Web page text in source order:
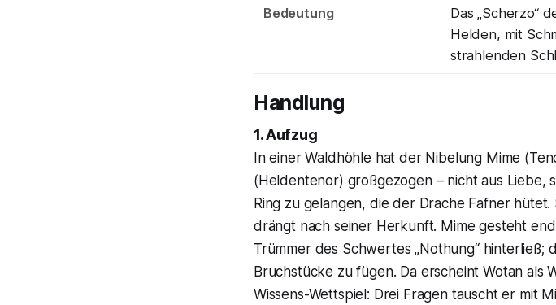
Bedeutung
Das „Scherzo“
Helden, mit
strahlenden
Handlung
1. Aufzug
In einer Waldhöhle hat der Nibelung Mime
(Heldentenor) großgezogen – nicht aus
Ring zu gelangen, die der Drache Fafner
drängt nach seiner Herkunft. Mime gesteht
Trümmer des Schwertes „Nothung“ hinterließ;
Bruchstücke zu fügen. Da erscheint Wotan als
Wissens-Wettspiel: Drei Fragen tauscht er mit